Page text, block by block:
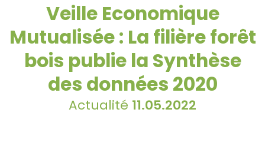
Veille Economique
Mutualisée : La filière forêt
bois publie la Synthèse
des données 2020
Actualité 11.05.2022